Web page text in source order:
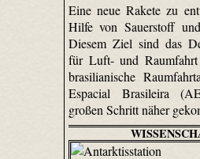
Eine neue Rakete zu
Hilfe von Sauerstoff
Diesem Ziel sind das
für Luft- und
brasilianische
Espacial Brasileira
großen Schritt näher